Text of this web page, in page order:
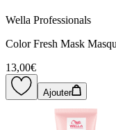
Wella Professionals
Color Fresh Mask
13,00€
Ajouter